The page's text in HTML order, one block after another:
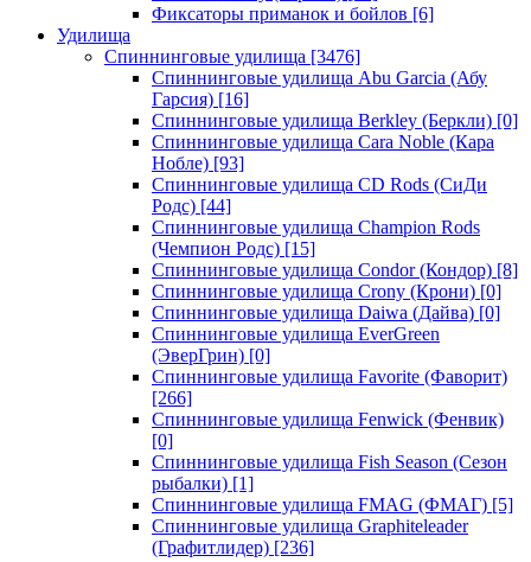
Фиксаторы приманок и бойлов [6]
Удилища
Спиннинговые удилища [3476]
Спиннинговые удилища Abu Garcia (Абу
Гарсия) [16]
Спиннинговые удилища Berkley (Беркли) [0]
Спиннинговые удилища Cara Noble (Кара
Нобле) [93]
Спиннинговые удилища CD Rods (СиДи
Родс) [44]
Спиннинговые удилища Champion Rods
(Чемпион Родс) [15]
Спиннинговые удилища Condor (Кондор) [8]
Спиннинговые удилища Crony (Крони) [0]
Спиннинговые удилища Daiwa (Дайва) [0]
Спиннинговые удилища EverGreen
(ЭверГрин) [0]
Спиннинговые удилища Favorite (Фаворит)
[266]
Спиннинговые удилища Fenwick (Фенвик)
[0]
Спиннинговые удилища Fish Season (Сезон
рыбалки) [1]
Спиннинговые удилища FMAG (ФМАГ) [5]
Спиннинговые удилища Graphiteleader
(Графитлидер) [236]